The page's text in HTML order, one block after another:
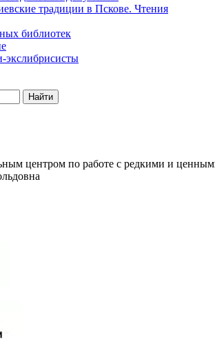
традиции в Пскове. Чтения
библиотек
экслибрисисты
Найти
центром по работе с редкими и